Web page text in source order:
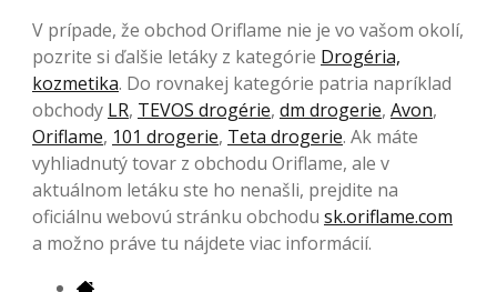
V prípade, že obchod Oriflame nie je vo vašom okolí,
pozrite si ďalšie letáky z kategórie Drogéria,
kozmetika. Do rovnakej kategórie patria napríklad
obchody LR, TEVOS drogérie, dm drogerie, Avon,
Oriflame, 101 drogerie, Teta drogerie. Ak máte
vyhliadnutý tovar z obchodu Oriflame, ale v
aktuálnom letáku ste ho nenašli, prejdite na
oficiálnu webovú stránku obchodu sk.oriflame.com
a možno práve tu nájdete viac informácií.